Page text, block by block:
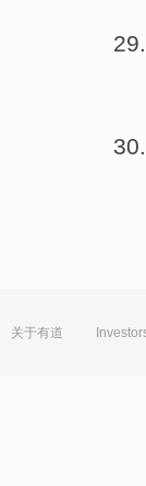
关于有道